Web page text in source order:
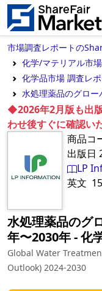
市場調査レポートの
化学/マテリアル市
化学品市場 調査レ
水処理薬品のグロ
◆2026年2月版も出
わせ後すぐに確認い
商品コ
出版日
LP
英文
水処理薬品のグ
年〜2030年‐化
Global Water
Outlook) 2024-2030